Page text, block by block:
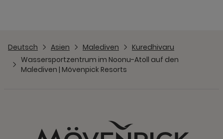
Deutsch Asien Malediven
Kuredhivaru
Wassersportzentrum im Noonu-Atoll auf den
Malediven | Mövenpick Resorts